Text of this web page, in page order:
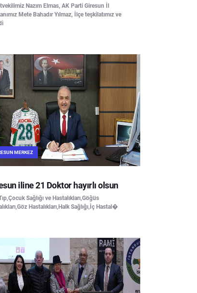
Nazım Elmas, AK Parti Giresun İl
Mete Bahadır Yılmaz, İlçe teşkilatımız ve
MERKEZ
iline 21 Doktor hayırlı olsun
Sağlığı ve Hastalıkları,Göğüs
Hastalıkları,Halk Sağlığı,İç Hastal�